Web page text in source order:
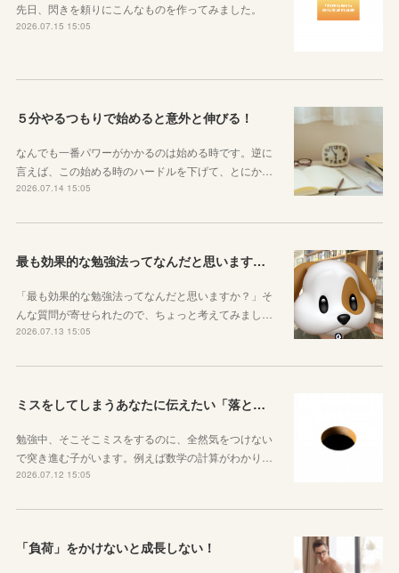
先日、閃きを頼りにこんなものを作ってみました。
2026.07.15 15:05
５分やるつもりで始めると意外と伸びる！
なんでも一番パワーがかかるのは始める時です。逆に
言えば、この始める時のハードルを下げて、とにか…
2026.07.14 15:05
最も効果的な勉強法ってなんだと思いますか？
「最も効果的な勉強法ってなんだと思いますか？」そ
んな質問が寄せられたので、ちょっと考えてみまし…
2026.07.13 15:05
ミスをしてしまうあなたに伝えたい「落とし穴がある道は早歩きしない」ということ
勉強中、そこそこミスをするのに、全然気をつけない
で突き進む子がいます。例えば数学の計算がわかり…
2026.07.12 15:05
「負荷」をかけないと成長しない！